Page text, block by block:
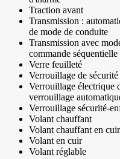
Traction avant
Transmission :
de mode de conduite
Transmission avec
commande séquentielle
Verre feuilleté
Verrouillage de
Verrouillage électrique
verrouillage
Verrouillage sécurité-
Volant chauffant
Volant chauffant en cuir
Volant en cuir
Volant réglable